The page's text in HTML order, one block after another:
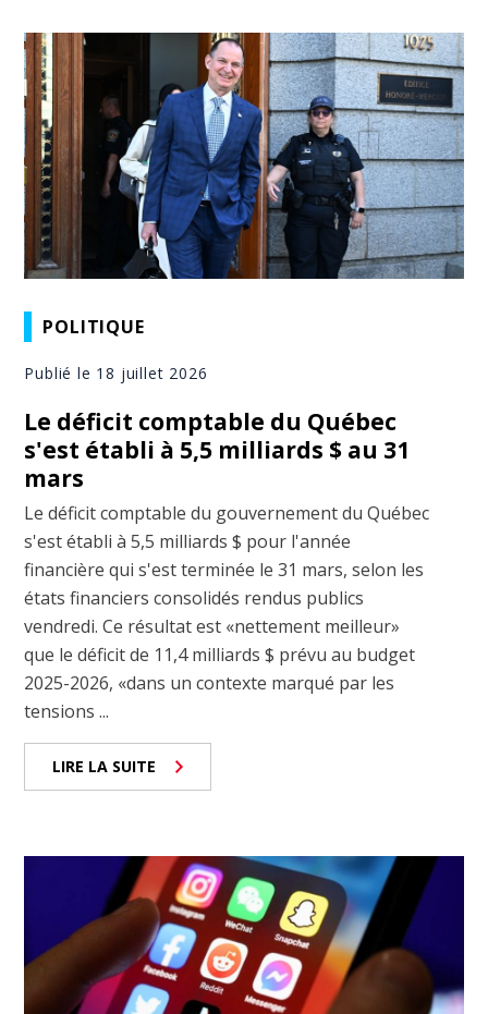
POLITIQUE
Publié le 18 juillet 2026
Le déficit comptable du Québec
s'est établi à 5,5 milliards $ au 31
mars
Le déficit comptable du gouvernement du Québec
s'est établi à 5,5 milliards $ pour l'année
financière qui s'est terminée le 31 mars, selon les
états financiers consolidés rendus publics
vendredi. Ce résultat est «nettement meilleur»
que le déficit de 11,4 milliards $ prévu au budget
2025-2026, «dans un contexte marqué par les
tensions ...
LIRE LA SUITE